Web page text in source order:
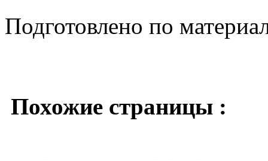
Подготовлено по
Похожие страницы :